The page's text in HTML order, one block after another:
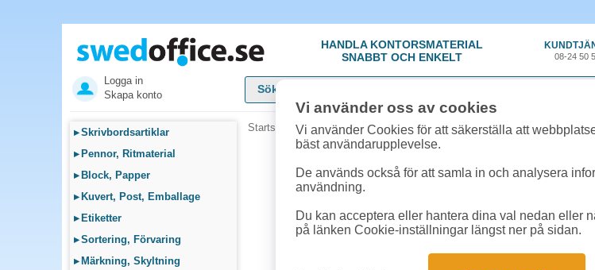
HANDLA KONTORSMATERIAL
SNABBT OCH ENKELT
08-24 50
Logga in
Skapa konto
▸Skrivbordsartiklar
▸ Pennor, Ritmaterial
▸ Block, Papper
▸ Kuvert, Post, Emballage
▸ Etiketter
▸Sortering, Förvaring
▸ Märkning, Skyltning
Startsida »Maskintillbehör, Förbrukning»Toner kompatibla» Toner NO
Toner
Vi använder oss av cookies
Vi använder Cookies för att säkerställa att
bäst användarupplevelse.
De används också för att samla in och analysera
användning.
Du kan acceptera eller hantera dina val nedan eller
på länken Cookie-inställningar längst ner på sidan.